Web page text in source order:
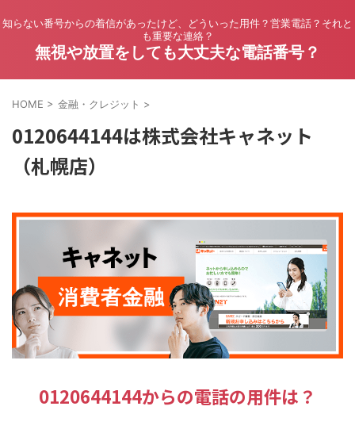
知らない番号からの着信があったけど、どういった用件？営業電話？それと
も重要な連絡？
無視や放置をしても大丈夫な電話番号？
HOME > 金融・クレジット >
0120644144は株式会社キャネット
（札幌店）
0120644144からの電話の用件は？